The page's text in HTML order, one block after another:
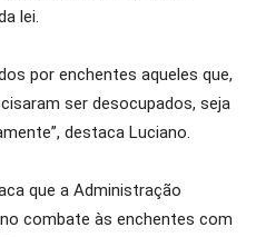
lei.
por enchentes aqueles que,
ser desocupados, seja
destaca Luciano.
que a Administração
combate às enchentes com